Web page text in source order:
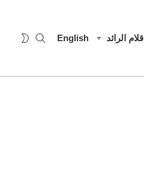
اقلام الرائد English
SEARCH